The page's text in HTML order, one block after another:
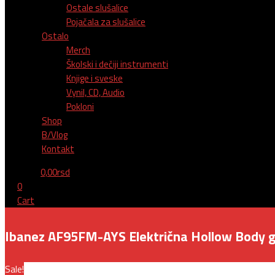
Ostale slušalice
Pojačala za slušalice
Ostalo
Merch
Školski i dečiji instrumenti
Knjige i sveske
Vynil, CD, Audio
Pokloni
Shop
B/Vlog
Kontakt
0,00rsd
0
Cart
Ibanez AF95FM-AYS Električna Hollow Body
Sale!